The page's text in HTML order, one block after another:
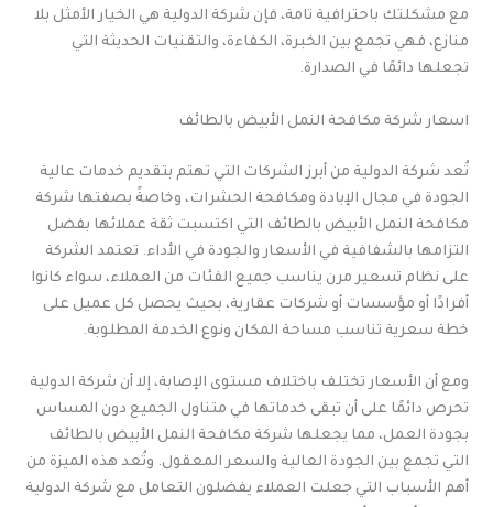
مع مشكلتك باحترافية تامة، فإن شركة الدولية هي الخيار الأمثل بلا
منازع، فهي تجمع بين الخبرة، الكفاءة، والتقنيات الحديثة التي
تجعلها دائمًا في الصدارة.
اسعار شركة مكافحة النمل الأبيض بالطائف
تُعد شركة الدولية من أبرز الشركات التي تهتم بتقديم خدمات عالية
الجودة في مجال الإبادة ومكافحة الحشرات، وخاصةً بصفتها شركة
مكافحة النمل الأبيض بالطائف التي اكتسبت ثقة عملائها بفضل
التزامها بالشفافية في الأسعار والجودة في الأداء. تعتمد الشركة
على نظام تسعير مرن يناسب جميع الفئات من العملاء، سواء كانوا
أفرادًا أو مؤسسات أو شركات عقارية، بحيث يحصل كل عميل على
خطة سعرية تناسب مساحة المكان ونوع الخدمة المطلوبة.
ومع أن الأسعار تختلف باختلاف مستوى الإصابة، إلا أن شركة الدولية
تحرص دائمًا على أن تبقى خدماتها في متناول الجميع دون المساس
بجودة العمل، مما يجعلها شركة مكافحة النمل الأبيض بالطائف
التي تجمع بين الجودة العالية والسعر المعقول. وتُعد هذه الميزة من
أهم الأسباب التي جعلت العملاء يفضلون التعامل مع شركة الدولية